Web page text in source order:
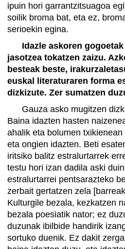
ipuin hori garrantzitsuagoa
soilik broma bat, eta ez,
serioekin egina.
Idazle askoren
jasotzea tokatzen zaizu.
besteak beste,
euskal literaturaren forma
dizkizute. Zer sumatzen
Gauza asko mugitzen
Baina idazten hasten
ahalik eta bolumen
eta ongien idazten. Beti
iritsiko balitz estralurtarrek
testu hori izan dadila aski
estralurtarrei pentsarazteko
zerbait gertatzen zela
Kulturgile bezala, kezkatzen
bezala poesiatik nator; ez
duzunak ibilbide handirik
sortuko duenik. Ez dakit